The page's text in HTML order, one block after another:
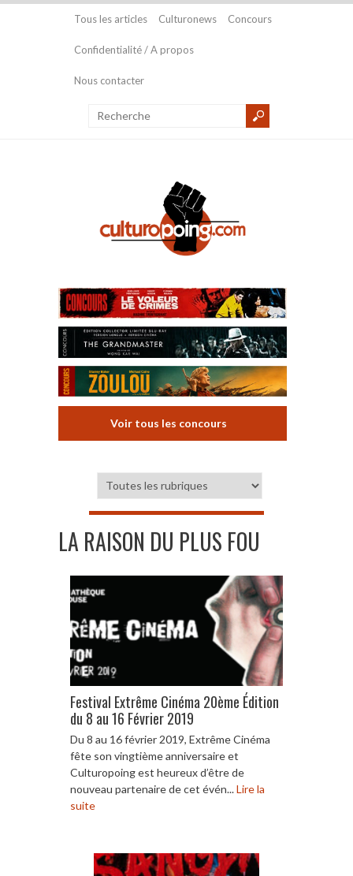
Tous les articles Culturonews Concours
Confidentialité / A propos
Nous contacter
Voir tous les concours
LA RAISON DU PLUS FOU
Festival Extrême Cinéma 20ème Édition
du 8 au 16 Février 2019
Du 8 au 16 février 2019, Extrême Cinéma
fête son vingtième anniversaire et
Culturopoing est heureux d’être de
nouveau partenaire de cet évén...Lire la
suite